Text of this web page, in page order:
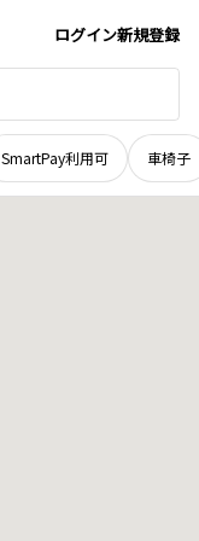
ログイン新規登録
SmartPay利用可 車椅子